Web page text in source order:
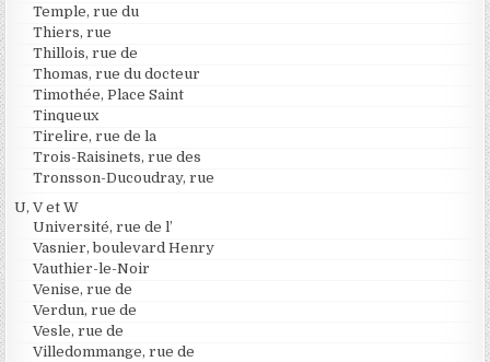
Temple, rue du
Thiers, rue
Thillois, rue de
Thomas, rue du docteur
Timothée, Place Saint
Tinqueux
Tirelire, rue de la
Trois-Raisinets, rue des
Tronsson-Ducoudray, rue
U, V et W
Université, rue de l’
Vasnier, boulevard Henry
Vauthier-le-Noir
Venise, rue de
Verdun, rue de
Vesle, rue de
Villedommange, rue de